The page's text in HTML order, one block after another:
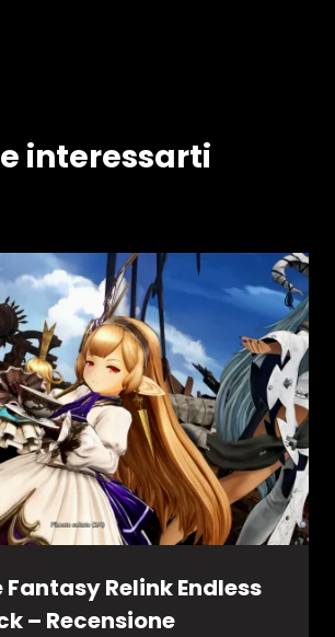
interessarti
Relink Endless
– Recensione